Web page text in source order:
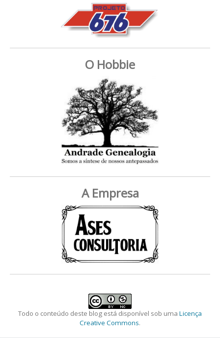
O Hobbie
A Empresa
Todo o conteúdo deste blog está disponível sob uma Licença
Creative Commons.